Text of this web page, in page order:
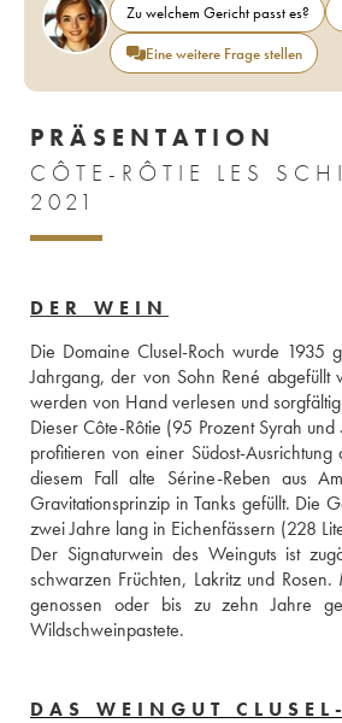
Zu welchem Gericht passt es?
Eine weitere Frage stellen
PRÄSENTATION
CÔTE-RÔTIE LES
2021
DER WEIN
Die Domaine Clusel-Roch wurde 1935
Jahrgang, der von Sohn René
werden von Hand verlesen und
Dieser Côte-Rôtie (95 Prozent Syrah
profitieren von einer Südost-
diesem Fall alte Sérine-Reben aus
Gravitationsprinzip in Tanks gefüllt. Die
zwei Jahre lang in Eichenfässern (228
Der Signaturwein des Weinguts ist
schwarzen Früchten, Lakritz und
genossen oder bis zu zehn Jahre
Wildschweinpastete.
DAS WEINGUT